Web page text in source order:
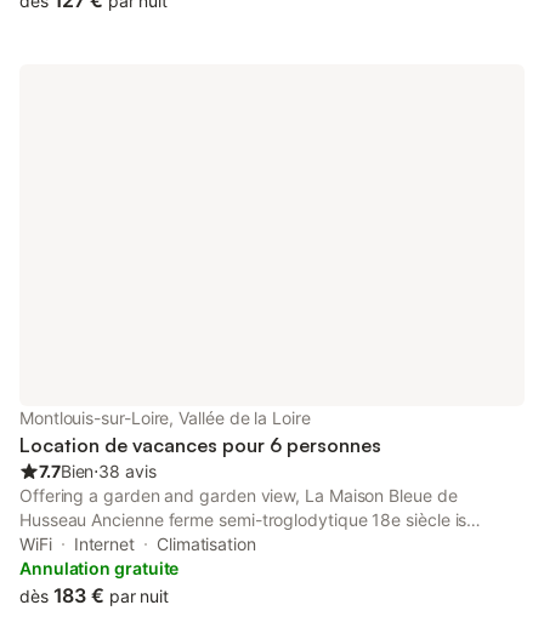
Montlouis-sur-Loire, Vallée de la Loire
Location de vacances pour 6 personnes
7.7Bien⋅38 avis
Offering a garden and garden view, La Maison Bleue de
Husseau Ancienne ferme semi-troglodytique 18e siècle is
located in Montlouis-sur-Loire, 8.6 km from Château d'Amboise
and 9.3 km from Château du Clos Lucé.
WiFi Internet
Climatisation
Annulation gratuite
dès 183 € par nuit